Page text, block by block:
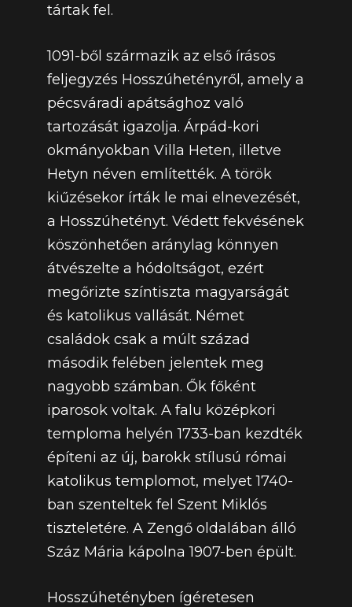
tártak fel.
1091-ből származik az első írásos
feljegyzés Hosszúhetényről, amely a
pécsváradi apátsághoz való
tartozását igazolja. Árpád-kori
okmányokban Villa Heten, illetve
Hetyn néven említették. A török
kiűzésekor írták le mai elnevezését,
a Hosszúhetényt. Védett fekvésének
köszönhetően aránylag könnyen
átvészelte a hódoltságot, ezért
megőrizte színtiszta magyarságát
és katolikus vallását. Német
családok csak a múlt század
második felében jelentek meg
nagyobb számban. Ők főként
iparosok voltak. A falu középkori
temploma helyén 1733-ban kezdték
építeni az új, barokk stílusú római
katolikus templomot, melyet 1740-
ban szenteltek fel Szent Miklós
tiszteletére. A Zengő oldalában álló
Száz Mária kápolna 1907-ben épült.
Hosszúhetényben ígéretesen